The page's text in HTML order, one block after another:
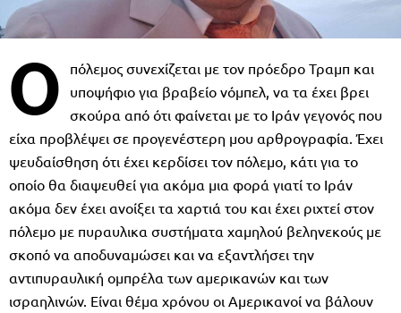
Ο
πόλεμος συνεχίζεται με τον πρόεδρο Τραμπ και
υποψήφιο για βραβείο νόμπελ, να τα έχει βρει
σκούρα από ότι φαίνεται με το Ιράν γεγονός που
είχα προβλέψει σε προγενέστερη μου αρθρογραφία. Έχει
ψευδαίσθηση ότι έχει κερδίσει τον πόλεμο, κάτι για το
οποίο θα διαψευθεί για ακόμα μια φορά γιατί το Ιράν
ακόμα δεν έχει ανοίξει τα χαρτιά του και έχει ριχτεί στον
πόλεμο με πυραυλικα συστήματα χαμηλού βεληνεκούς με
σκοπό να αποδυναμώσει και να εξαντλήσει την
αντιπυραυλική ομπρέλα των αμερικανών και των
ισραηλινών. Είναι θέμα χρόνου οι Αμερικανοί να βάλουν